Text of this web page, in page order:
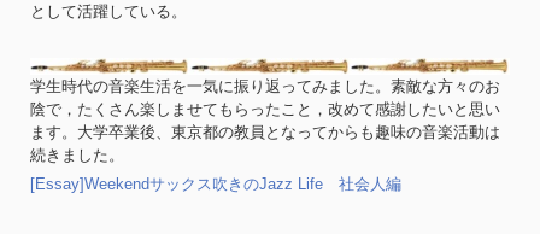
として活躍している。
学生時代の音楽生活を一気に振り返ってみました。素敵な方々のお
陰で，たくさん楽しませてもらったこと，改めて感謝したいと思い
ます。大学卒業後、東京都の教員となってからも趣味の音楽活動は
続きました。
[Essay]Weekendサックス吹きのJazz Life 社会人編